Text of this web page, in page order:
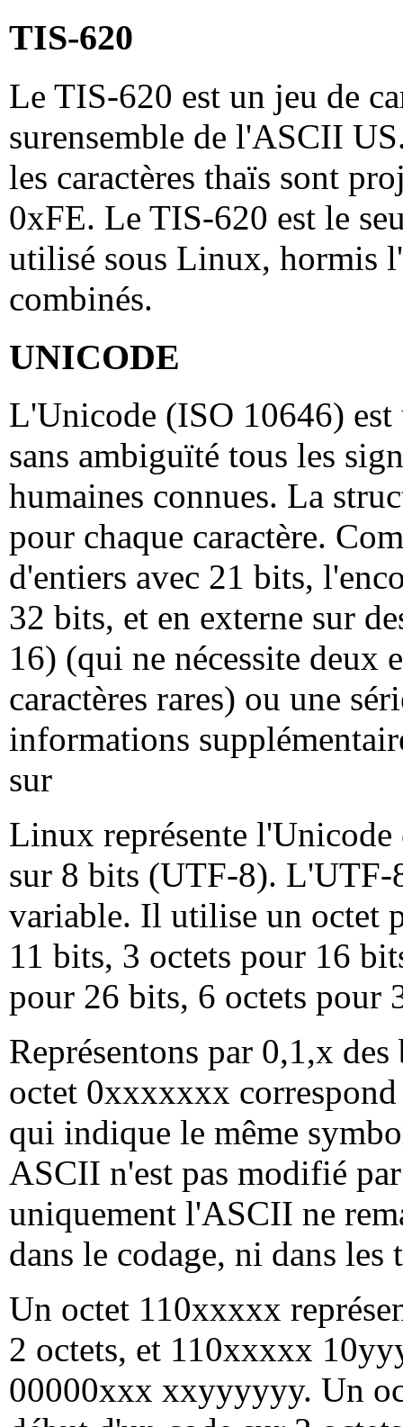
TIS-620
Le TIS-620 est un jeu de
surensemble de l'ASCII
les caractères thaïs sont
0xFE. Le TIS-620 est le
utilisé sous Linux, hormis
combinés.
UNICODE
L'Unicode (ISO 10646) est
sans ambiguïté tous les
humaines connues. La
pour chaque caractère.
d'entiers avec 21 bits,
32 bits, et en externe sur
16) (qui ne nécessite deux
caractères rares) ou une
informations
sur
Linux représente
sur 8 bits (UTF-8). L'UTF-
variable. Il utilise un octet
11 bits, 3 octets pour 16
pour 26 bits, 6 octets pour
Représentons par 0,1,x
octet 0xxxxxxx
qui indique le même
ASCII n'est pas modifié
uniquement l'ASCII ne
dans le codage, ni dans
Un octet 110xxxxx
2 octets, et 110xxxxx
00000xxx xxyyyyyy. Un